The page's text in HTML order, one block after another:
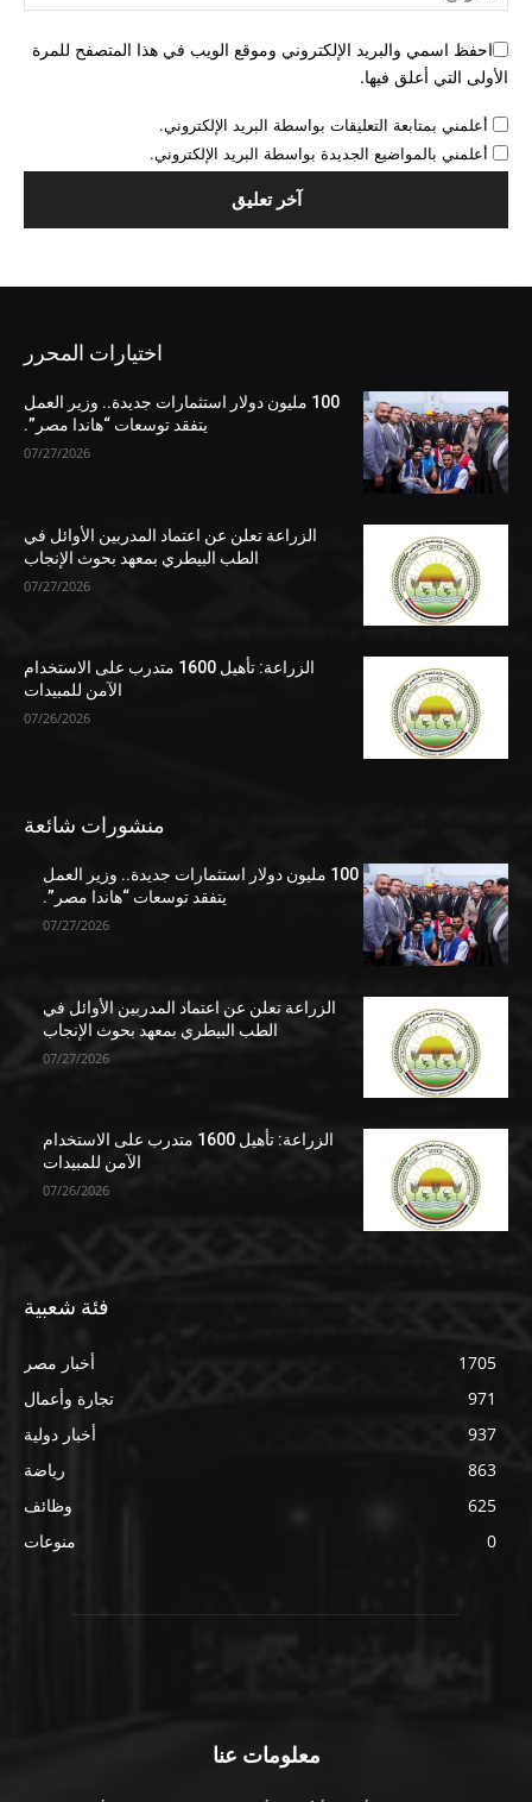
احفظ اسمي والبريد الإلكتروني وموقع الويب في هذا المتصفح للمرة
الأولى التي أعلق فيها.
أعلمني بمتابعة التعليقات بواسطة البريد الإلكتروني.
أعلمني بالمواضيع الجديدة بواسطة البريد الإلكتروني.
اختيارات المحرر
100 مليون دولار استثمارات جديدة.. وزير العمل
يتفقد توسعات “هاندا مصر”.
07/27/2026
الزراعة تعلن عن اعتماد المدربين الأوائل في
الطب البيطري بمعهد بحوث الإنجاب
07/27/2026
الزراعة: تأهيل 1600 متدرب على الاستخدام
الآمن للمبيدات
07/26/2026
منشورات شائعة
100 مليون دولار استثمارات جديدة.. وزير العمل
يتفقد توسعات “هاندا مصر”.
07/27/2026
الزراعة تعلن عن اعتماد المدربين الأوائل في
الطب البيطري بمعهد بحوث الإنجاب
07/27/2026
الزراعة: تأهيل 1600 متدرب على الاستخدام
الآمن للمبيدات
07/26/2026
فئة شعبية
أخبار مصر
1705
تجارة وأعمال
971
أخبار دولية
937
رياضة
863
وظائف
625
منوعات
0
معلومات عنا